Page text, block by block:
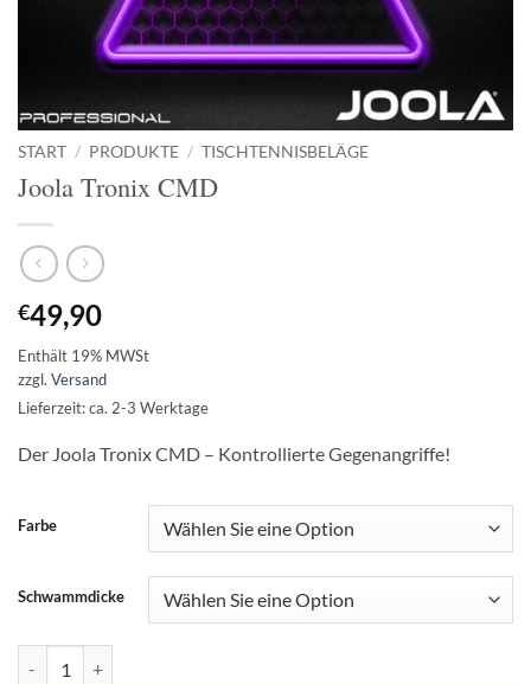
START / PRODUKTE / TISCHTENNISBELÄGE
Joola Tronix CMD
€49,90
Enthält 19% MWSt
zzgl. Versand
Lieferzeit: ca. 2-3 Werktage
Der Joola Tronix CMD – Kontrollierte Gegenangriffe!
Farbe
Schwammdicke